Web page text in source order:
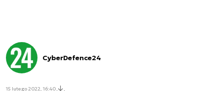
CyberDefence24
15 lutego 2022, 16:40